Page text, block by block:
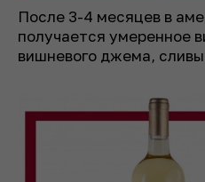
После 3-4 месяцев в
получается умеренное
вишневого джема,